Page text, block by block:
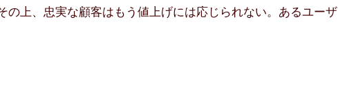
上、忠実な顧客はもう値上げには応じられない。あるユーザ